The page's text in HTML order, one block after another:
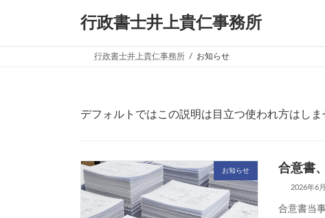
行政書士井上貴仁事務所
行政書士井上貴仁事務所 お知らせ
デフォルトではこの説明は目立つ使われ方はし
お知らせ 合意書
2026年6
合意書当